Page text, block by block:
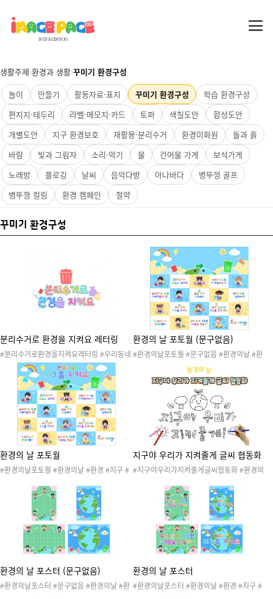
생활주제›환경과 생활›꾸미기 환경구성
놀이
만들기 활동자료·표지 꾸미기 환경구성
학습 환경구성
편지지·테두리
라벨·메모지·카드 토퍼 색칠도안
합성도안
개별도안
지구 환경보호 재활용·분리수거 환경미화원
돌과 흙
바람
빛과 그림자 소리·악기 물 건어물 가게
보석가게
노래방
플로깅 날씨 음악다방 아나바다
병뚜껑 골프
병뚜껑 컬링
환경 캠페인 절약
꾸미기 환경구성
분리수거로 환경을 지켜요 레터링
#분리수거로환경을지켜요레터링 #우리동네
#분리수거 #재활용 #재활용품 #분리수거놀
이 #우리동네분리수거놀이 #환경과생활 #우
리동네놀이 #우리동네활동 #우리동네도안 #
환경과생활놀이 #환경과생활활동 #환경과생
활도안 #레터링 #분리수거레터링 #환경구성
#분리수거환경구성 #환경과생활환경구성 #
우리동네환경구성
환경의 날 포토월 (문구없음)
#환경의날포토월 #문구없음 #환경의날 #환
경 #지구 #에코 #환경과생활 #지구와환경 #
환경보호 #환경지킴이 #지구지킴이 #재활용
#새활용 #플로깅 #분리수거 #쓰담달리기 #
리사이클 #업사이클 #환경의날도안 #환경의
날행사 #환경의날활동 #환경의날캠페인 #포
토월 #환경포토월 #환경구성 #환경의날환경
환경의 날 포토월
#환경의날포토월 #환경의날 #환경 #지구 #
환경지킴이 #지구지킴이 #재활용 #새활용 #
플로깅 #분리수거 #쓰담달리기 #리사이클 #
업사이클 #환경의날도안 #환경의날행사 #환
경의날활동 #환경의날캠페인 #포토월 #환경
포토월 #환경구성 #환경의날환경구성
지구야 우리가 지켜줄게 글씨 협동화
#지구야우리가지켜줄게글씨협동화 #환경의
환경 #환경보호 #환경지킴이 #지구지킴이 #
재활용 #새활용 #플로깅 #분리수거 #쓰담달
리기 #리사이클 #업사이클 #환경의날도안 #
환경의날행사 #환경의날활동 #환경의날캠페
인 #협동화 #환경의날협동화 #환경협동화 #
미술활동 #색칠하기 #협동작품 #콜라주 #환
경과생활만들기 #환경의날만들기
환경의 날 포스터 (문구없음)
#환경의날포스터 #문구없음 #환경의날 #환
환경의 날 포스터
#환경의날포스터 #환경의날 #환경 #지구 #